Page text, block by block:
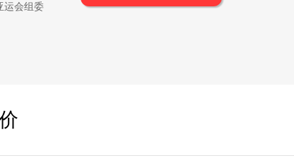
运会组委